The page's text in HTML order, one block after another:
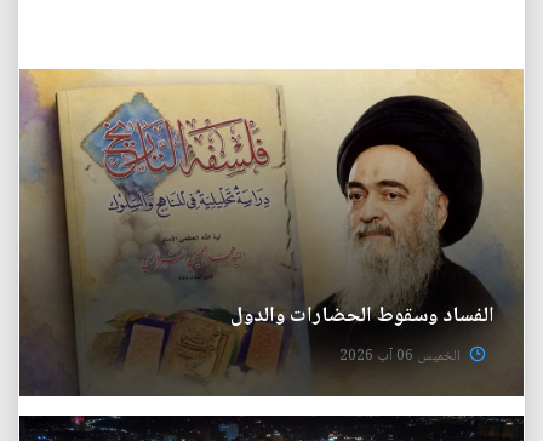
الفساد وسقوط الحضارات والدول
الخميس 06 آب 2026